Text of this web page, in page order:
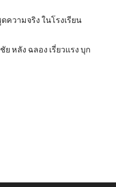
ความจริง ในโรงเรียน
หลัง ฉลอง เรี่ยวแรง บุก